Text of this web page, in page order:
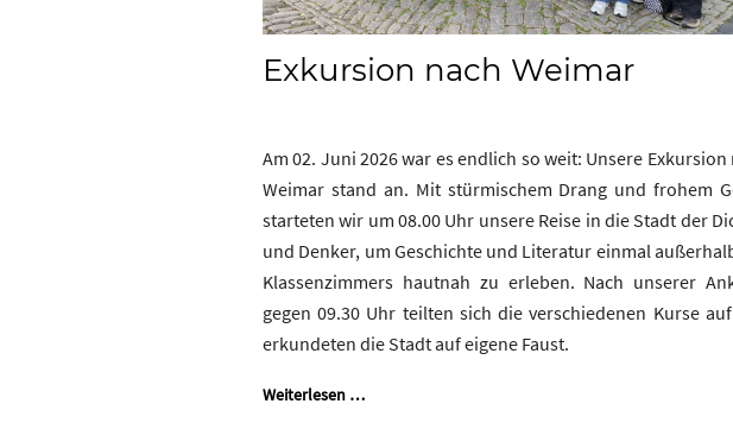
Exkursion nach Weimar
Am 02. Juni 2026 war es endlich so weit: Unsere Exkursion
Weimar stand an. Mit stürmischem Drang und frohem
starteten wir um 08.00 Uhr unsere Reise in die Stadt der
und Denker, um Geschichte und Literatur einmal
Klassenzimmers hautnah zu erleben. Nach unserer
gegen 09.30 Uhr teilten sich die verschiedenen Kurse
erkundeten die Stadt auf eigene Faust.
Weiterlesen …